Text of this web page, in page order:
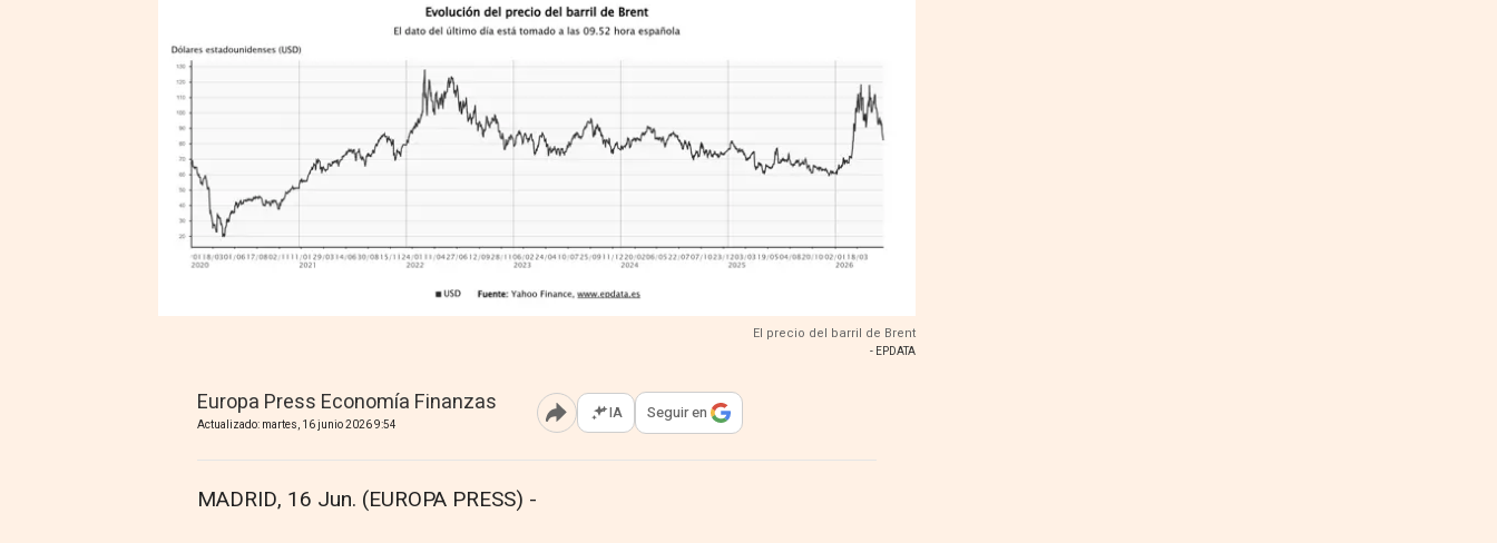
El precio del barril de Brent
- EPDATA
Europa Press Economía Finanzas
Actualizado: martes, 16 junio 2026 9:54 Abrir opciones para compartir
IA Seguir en
MADRID, 16 Jun. (EUROPA PRESS) -